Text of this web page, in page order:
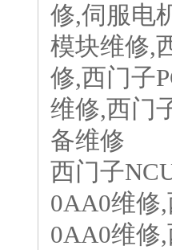
修,伺服电
模块维修,
修,西门子
维修,西门
备维修
西门子
0AA0维修
0AA0维修